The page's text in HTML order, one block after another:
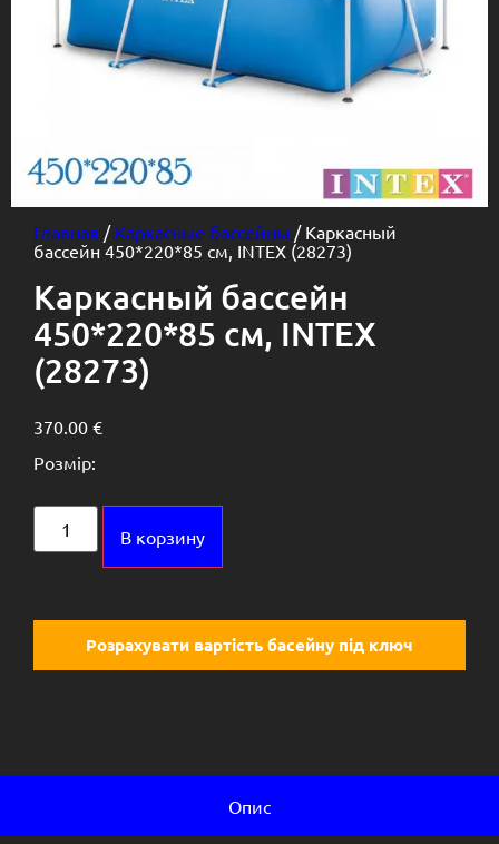
Главная / Каркасные бассейны / Каркасный
бассейн 450*220*85 см, INTEX (28273)
Каркасный бассейн
450*220*85 см, INTEX
(28273)
370.00 €
Розмір:
В корзину
Розрахувати вартість басейну під ключ
Опис